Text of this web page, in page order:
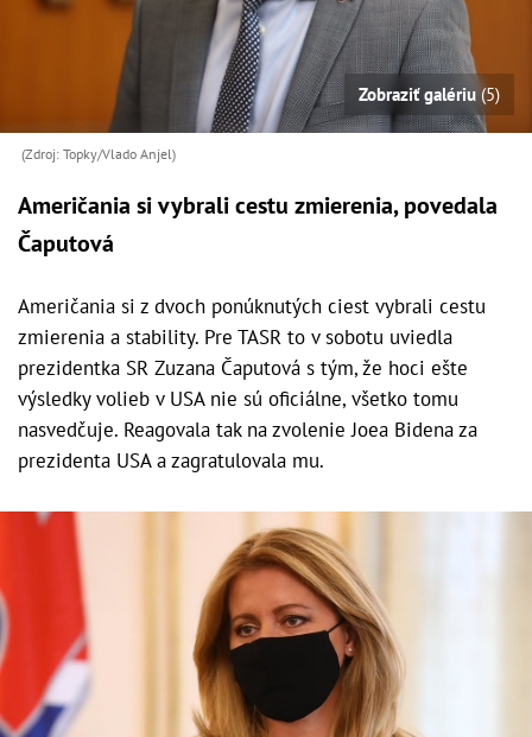
Zobraziť galériu (5)
(Zdroj: Topky/Vlado Anjel)
Američania si vybrali cestu zmierenia, povedala
Čaputová
Američania si z dvoch ponúknutých ciest vybrali cestu
zmierenia a stability. Pre TASR to v sobotu uviedla
prezidentka SR Zuzana Čaputová s tým, že hoci ešte
výsledky volieb v USA nie sú oficiálne, všetko tomu
nasvedčuje. Reagovala tak na zvolenie Joea Bidena za
prezidenta USA a zagratulovala mu.